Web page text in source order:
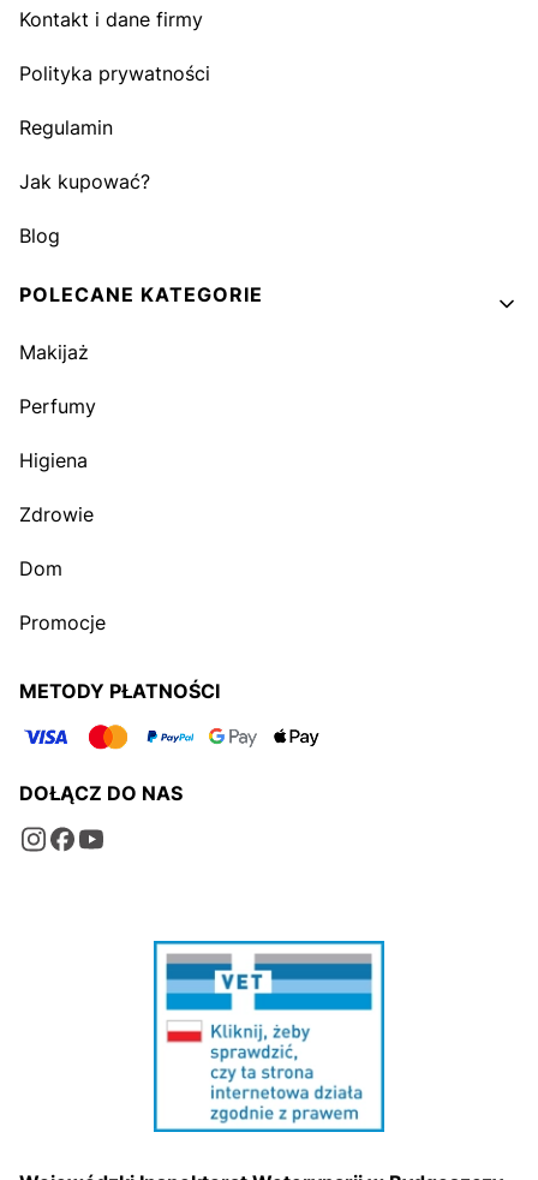
Kontakt i dane firmy
Polityka prywatności
Regulamin
Jak kupować?
Blog
POLECANE KATEGORIE
Makijaż
Perfumy
Higiena
Zdrowie
Dom
Promocje
METODY PŁATNOŚCI
DOŁĄCZ DO NAS